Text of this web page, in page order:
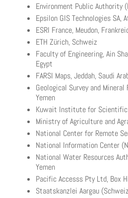
Environment Public Authority
Epsilon GIS Technologies SA,
ESRI France, Meudon,
ETH Zürich, Schweiz
Faculty of Engineering, Ain
Egypt
FARSI Maps, Jeddah, Saudi
Geological Survey and Mineral
Yemen
Kuwait Institute for Scientific
Ministry of Agriculture and
National Center for Remote
National Information Center
National Water Resources
Yemen
Pacific Accesss Pty Ltd, Box
Staatskanzlei Aargau